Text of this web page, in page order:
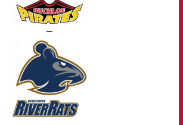
—